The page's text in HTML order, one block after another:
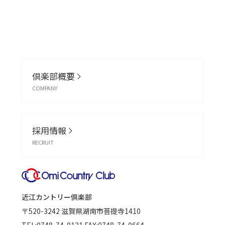
倶楽部概要
COMPANY
採用情報
RECRUIT
近江カントリー倶楽部
〒520-3242 滋賀県湖南市菩提寺1410